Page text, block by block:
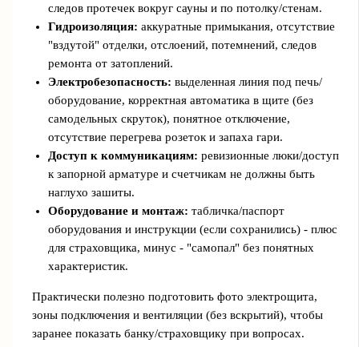
следов протечек вокруг сауны и по потолку/стенам.
Гидроизоляция: аккуратные примыкания, отсутствие
"вздутой" отделки, отслоений, потемнений, следов
ремонта от затоплений.
Электробезопасность: выделенная линия под печь/
оборудование, корректная автоматика в щите (без
самодельных скруток), понятное отключение,
отсутствие перегрева розеток и запаха гари.
Доступ к коммуникациям: ревизионные люки/доступ
к запорной арматуре и счетчикам не должны быть
наглухо зашиты.
Оборудование и монтаж: табличка/паспорт
оборудования и инструкции (если сохранились) - плюс
для страховщика, минус - "самопал" без понятных
характеристик.
Практически полезно подготовить фото электрощита,
зоны подключения и вентиляции (без вскрытий), чтобы
заранее показать банку/страховщику при вопросах.